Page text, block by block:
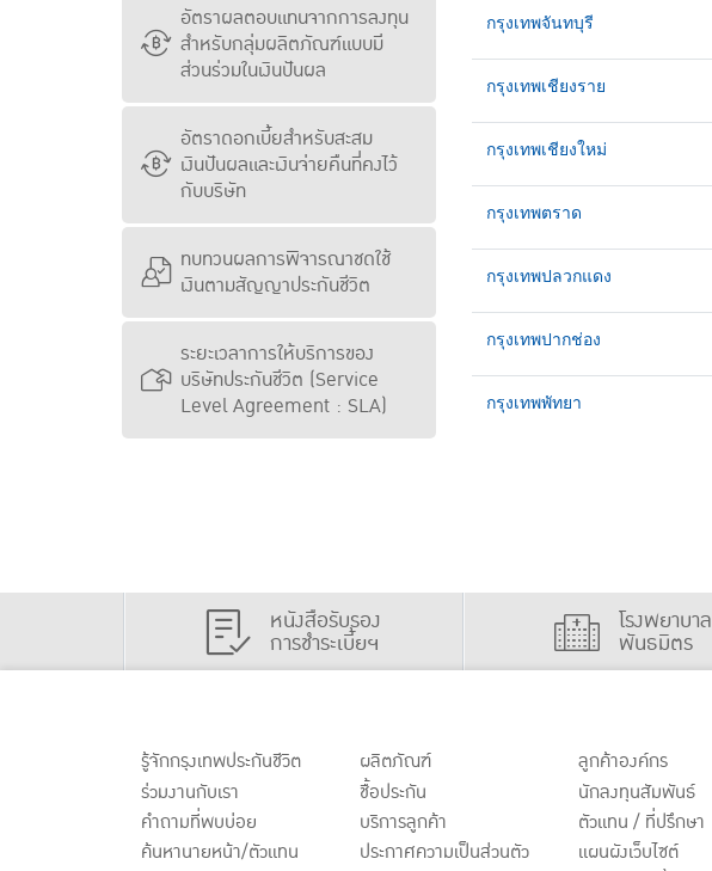
อัตราผลตอบแทนจากการลงทุน
สำหรับกลุ่มผลิตภัณฑ์แบบมี
ส่วนร่วมในเงินปันผล
อัตราดอกเบี้ยสำหรับสะสม
เงินปันผลและเงินจ่ายคืนที่คงไว้
กับบริษัท
ทบทวนผลการพิจารณาชดใช้
เงินตามสัญญาประกันชีวิต
ระยะเวลาการให้บริการของ
บริษัทประกันชีวิต (Service
Level Agreement : SLA)
กรุงเทพจันทบุรี
กรุงเทพเชียงราย
กรุงเทพเชียงใหม่
กรุงเทพตราด
กรุงเทพปลวกแดง
กรุงเทพปากช่อง
กรุงเทพพัทยา
หนังสือรับรอง
การชำระเบี้ยฯ
โรงพยาบาล
พันธมิตร
รู้จักกรุงเทพประกันชีวิต
ร่วมงานกับเรา
คำถามที่พบบ่อย
ค้นหานายหน้า/ตัวแทน
ผลิตภัณฑ์
ชื้อประกัน
บริการลูกค้า
ประกาศความเป็นส่วนตัว
ลูกค้าองค์กร
นักลงทุนสัมพันธ์
ตัวแทน / ที่ปรึกษา
แผนผังเว็บไซต์